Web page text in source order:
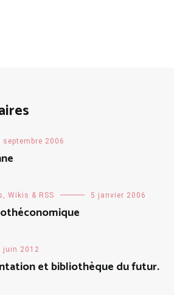
septembre 2006
Wikis & RSS 5 janvier 2006
juin 2012
et bibliothèque du futur.